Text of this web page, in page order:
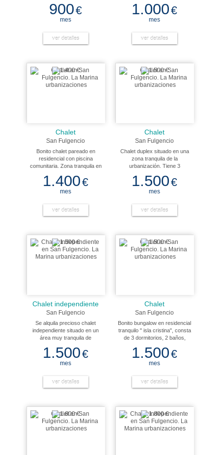
900€
mes
ver detalles
hermoso chalet nos ofrece 2
habitaciones, 1 baño, salón-
comedor, cocina independiente,
electrodomésticos y aire
acondicionado en el salón.
1.000€
mes
ver detalles
Chalet
San Fulgencio
Bonito chalet pareado en
residencial con piscina
comunitaria. Zona tranquila en
servicios. Tiene mobiliario
nuevo, aire acondicionado.
Ventiladores en techo, solarium.
vacaciones tranquilas y
comodas.
1.400€
mes
ver detalles
Chalet
San Fulgencio
Chalet duplex situado en una
zona tranquila de la
urbanización. Tiene 3
independiente, salón, aire
acondicionado, armarios en
todas las habitaciones, piscina
vivienda tiene 90 m2 y la parcela
90 m2. No se admiten animales.
1.500€
mes
ver detalles
Chalet independiente
San Fulgencio
Se alquila precioso chalet
independiente situado en un
área muy tranquila de
zona comercial, centro médico,
supermercados, autobus.
Consta de 2 habitaciones, 1
amueblada, con
electrodomésticos, calefacción,
1.500€
mes
ver detalles
Chalet
San Fulgencio
Bonito bungalow en residencial
tranquilo " isla cristina", consta
de 3 dormitorios, 2 baños,
equipada, gran luminoso salón-
comedor, terraza con vista a la
piscina. Tiene plaza de
y chimenea de pellets.
1.500€
mes
ver detalles